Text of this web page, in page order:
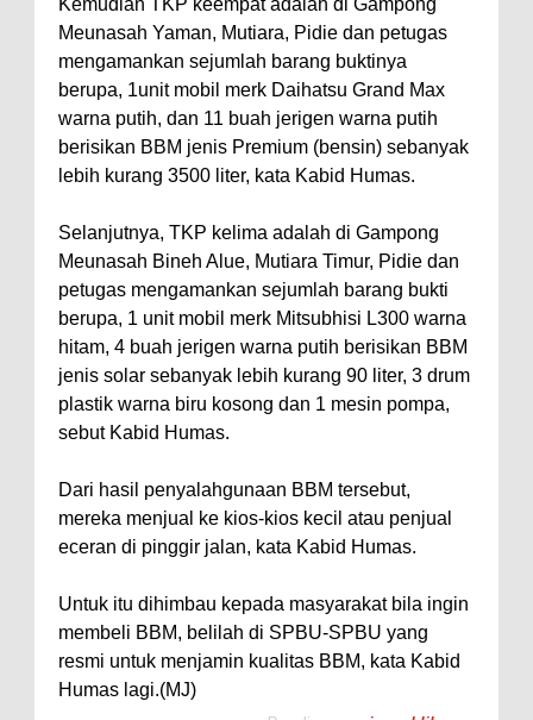
Kemudian TKP keempat adalah di Gampong
Meunasah Yaman, Mutiara, Pidie dan petugas
mengamankan sejumlah barang buktinya
berupa, 1unit mobil merk Daihatsu Grand Max
warna putih, dan 11 buah jerigen warna putih
berisikan BBM jenis Premium (bensin) sebanyak
lebih kurang 3500 liter, kata Kabid Humas.
Selanjutnya, TKP kelima adalah di Gampong
Meunasah Bineh Alue, Mutiara Timur, Pidie dan
petugas mengamankan sejumlah barang bukti
berupa, 1 unit mobil merk Mitsubhisi L300 warna
hitam, 4 buah jerigen warna putih berisikan BBM
jenis solar sebanyak lebih kurang 90 liter, 3 drum
plastik warna biru kosong dan 1 mesin pompa,
sebut Kabid Humas.
Dari hasil penyalahgunaan BBM tersebut,
mereka menjual ke kios-kios kecil atau penjual
eceran di pinggir jalan, kata Kabid Humas.
Untuk itu dihimbau kepada masyarakat bila ingin
membeli BBM, belilah di SPBU-SPBU yang
resmi untuk menjamin kualitas BBM, kata Kabid
Humas lagi.(MJ)